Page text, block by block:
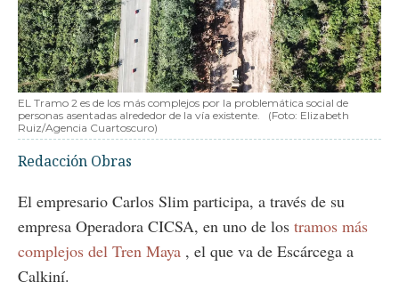
EL Tramo 2 es de los más complejos por la problemática social de
personas asentadas alrededor de la vía existente.
(Foto: Elizabeth
Ruiz/Agencia Cuartoscuro)
Redacción Obras
El empresario Carlos Slim participa, a través de su
empresa Operadora CICSA, en uno de los tramos más
complejos del Tren Maya , el que va de Escárcega a
Calkiní.